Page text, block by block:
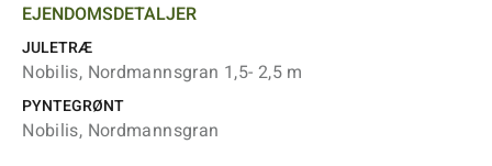
EJENDOMSDETALJER
JULETRÆ
Nobilis, Nordmannsgran 1,5- 2,5 m
PYNTEGRØNT
Nobilis, Nordmannsgran